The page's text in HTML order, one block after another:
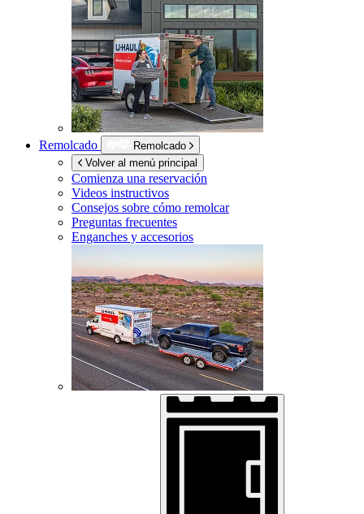
Remolcado
Remolcado
Volver al menú principal
Comienza una reservación
Videos instructivos
Consejos sobre cómo remolcar
Preguntas frecuentes
Enganches y accesorios